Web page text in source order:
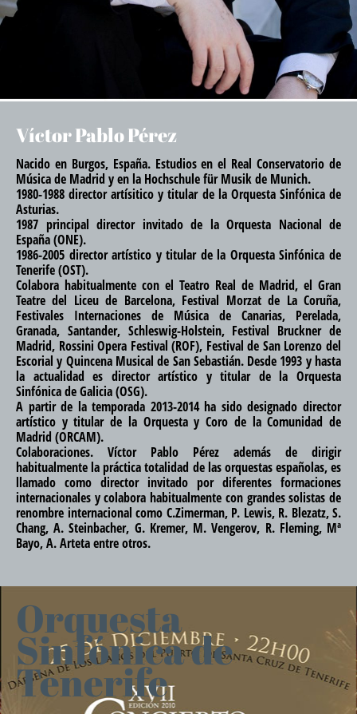
Víctor Pablo Pérez
Nacido en Burgos, España. Estudios en el Real Conservatorio de
Música de Madrid y en la Hochschule für Musik de Munich.
1980-1988 director artísitico y titular de la Orquesta Sinfónica de
Asturias.
1987 principal director invitado de la Orquesta Nacional de
España (ONE).
1986-2005 director artístico y titular de la Orquesta Sinfónica de
Tenerife (OST).
Colabora habitualmente con el Teatro Real de Madrid, el Gran
Teatre del Liceu de Barcelona, Festival Morzat de La Coruña,
Festivales Internaciones de Música de Canarias, Perelada,
Granada, Santander, Schleswig-Holstein, Festival Bruckner de
Madrid, Rossini Opera Festival (ROF), Festival de San Lorenzo del
Escorial y Quincena Musical de San Sebastián. Desde 1993 y hasta
la actualidad es director artístico y titular de la Orquesta
Sinfónica de Galicia (OSG).
A partir de la temporada 2013-2014 ha sido designado director
artístico y titular de la Orquesta y Coro de la Comunidad de
Madrid (ORCAM).
Colaboraciones. Víctor Pablo Pérez además de dirigir
habitualmente la práctica totalidad de las orquestas españolas, es
llamado como director invitado por diferentes formaciones
internacionales y colabora habitualmente con grandes solistas de
renombre internacional como C.Zimerman, P. Lewis, R. Blezatz, S.
Chang, A. Steinbacher, G. Kremer, M. Vengerov, R. Fleming, Mª
Bayo, A. Arteta entre otros.
Orquesta
Sinfónica de
Tenerife